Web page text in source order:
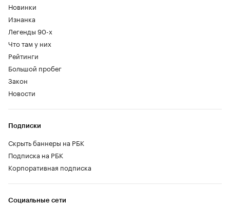
Новинки
Изнанка
Легенды 90-х
Что там у них
Рейтинги
Большой пробег
Закон
Новости
Социальные сети
Подписки
Скрыть баннеры на РБК
Подписка на РБК
Корпоративная подписка